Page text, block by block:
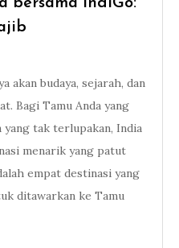
bersama IndiGo:
akan budaya, sejarah, dan
Bagi Tamu Anda yang
yang tak terlupakan, India
menarik yang patut
empat destinasi yang
ditawarkan ke Tamu